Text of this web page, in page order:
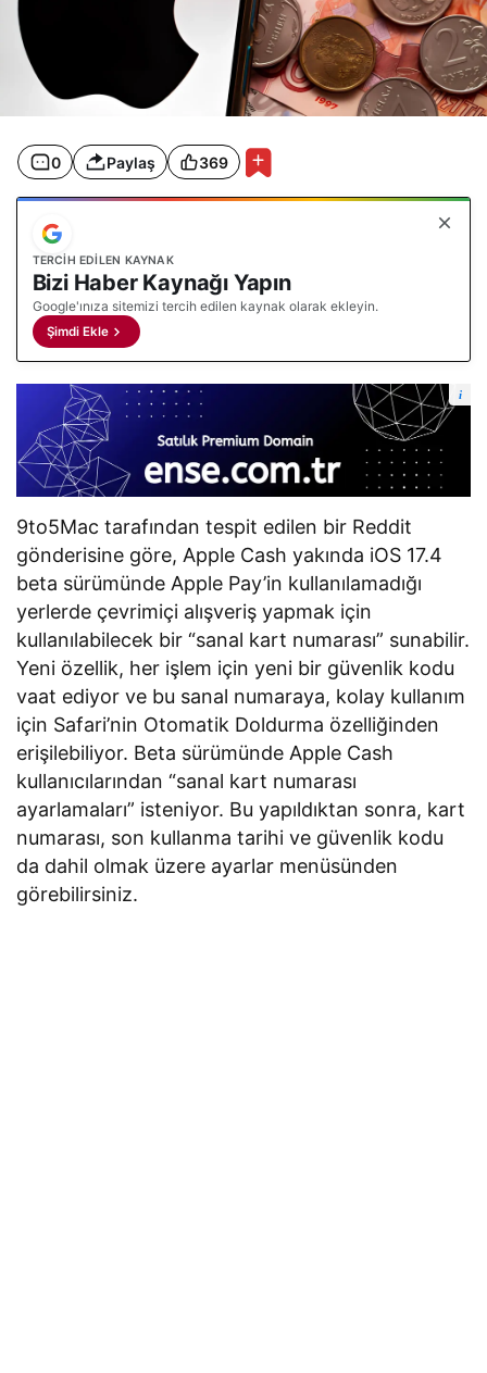
0 Paylaş 369
TERCIH EDILEN KAYNAK
Bizi Haber Kaynağı Yapın
Google'ınıza sitemizi tercih edilen kaynak olarak ekleyin.
Şimdi Ekle
i
9to5Mac tarafından tespit edilen bir Reddit
gönderisine göre, Apple Cash yakında iOS 17.4
beta sürümünde Apple Pay’in kullanılamadığı
yerlerde çevrimiçi alışveriş yapmak için
kullanılabilecek bir “sanal kart numarası” sunabilir.
Yeni özellik, her işlem için yeni bir güvenlik kodu
vaat ediyor ve bu sanal numaraya, kolay kullanım
için Safari’nin Otomatik Doldurma özelliğinden
erişilebiliyor. Beta sürümünde Apple Cash
kullanıcılarından “sanal kart numarası
ayarlamaları” isteniyor. Bu yapıldıktan sonra, kart
numarası, son kullanma tarihi ve güvenlik kodu
da dahil olmak üzere ayarlar menüsünden
görebilirsiniz.